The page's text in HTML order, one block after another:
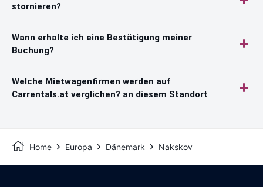
stornieren?
Wann erhalte ich eine Bestätigung meiner
Buchung?
Welche Mietwagenfirmen werden auf
Carrentals.at verglichen? an diesem Standort
Home Europa Dänemark Nakskov